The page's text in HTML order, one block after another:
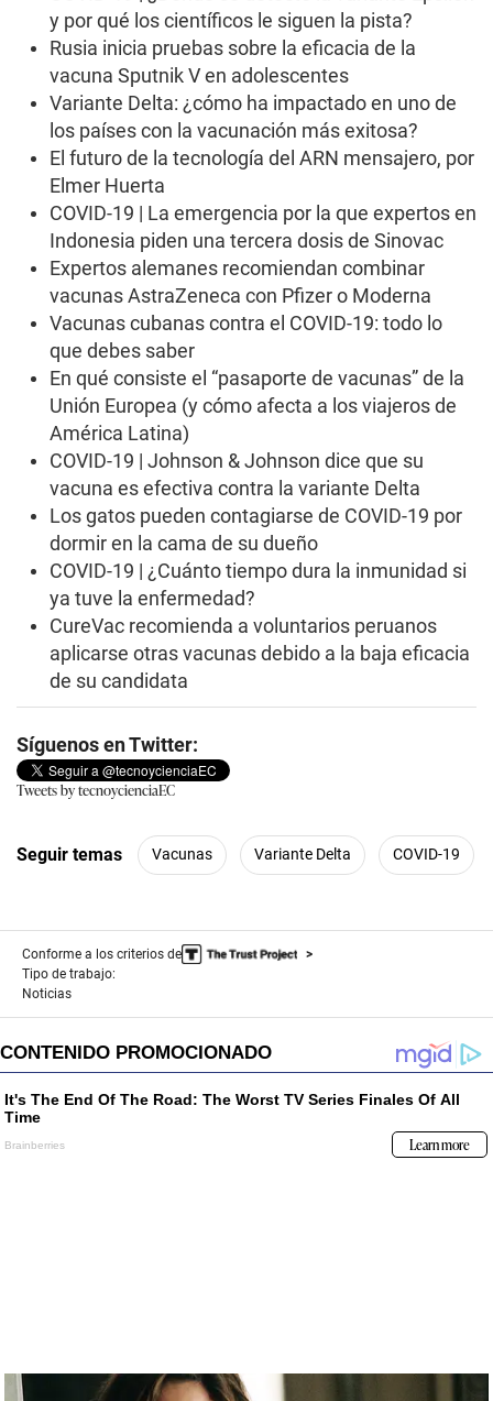
y por qué los científicos le siguen la pista?
Rusia inicia pruebas sobre la eficacia de la
vacuna Sputnik V en adolescentes
Variante Delta: ¿cómo ha impactado en uno de
los países con la vacunación más exitosa?
El futuro de la tecnología del ARN mensajero, por
Elmer Huerta
COVID-19 | La emergencia por la que expertos en
Indonesia piden una tercera dosis de Sinovac
Expertos alemanes recomiendan combinar
vacunas AstraZeneca con Pfizer o Moderna
Vacunas cubanas contra el COVID-19: todo lo
que debes saber
En qué consiste el “pasaporte de vacunas” de la
Unión Europea (y cómo afecta a los viajeros de
América Latina)
COVID-19 | Johnson & Johnson dice que su
vacuna es efectiva contra la variante Delta
Los gatos pueden contagiarse de COVID-19 por
dormir en la cama de su dueño
COVID-19 | ¿Cuánto tiempo dura la inmunidad si
ya tuve la enfermedad?
CureVac recomienda a voluntarios peruanos
aplicarse otras vacunas debido a la baja eficacia
de su candidata
Síguenos en Twitter:
Tweets by tecnoycienciaEC
Seguir temas Vacunas Variante Delta COVID-19
Conforme a los criterios de
Tipo de trabajo:
Noticias